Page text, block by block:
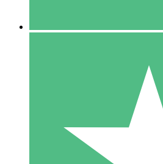
10 Downloads
20 00